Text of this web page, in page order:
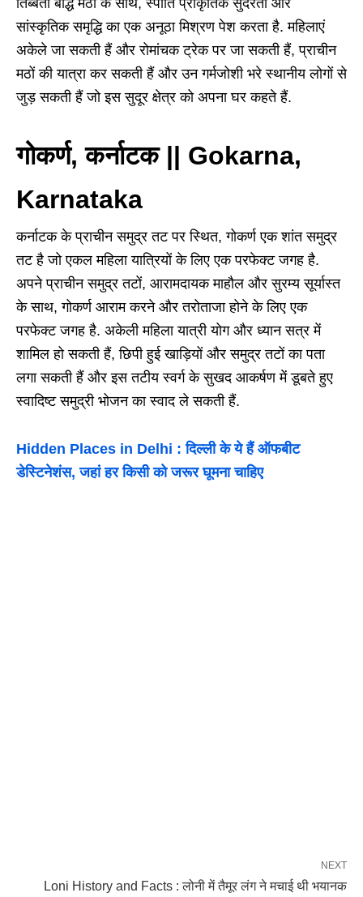
सांस्कृतिक समृद्धि का एक अनूठा मिश्रण पेश करता है. महिलाएं
अकेले जा सकती हैं और रोमांचक ट्रेक पर जा सकती हैं, प्राचीन
मठों की यात्रा कर सकती हैं और उन गर्मजोशी भरे स्थानीय लोगों से
जुड़ सकती हैं जो इस सुदूर क्षेत्र को अपना घर कहते हैं.
गोकर्ण, कर्नाटक || Gokarna,
Karnataka
कर्नाटक के प्राचीन समुद्र तट पर स्थित, गोकर्ण एक शांत समुद्र
तट है जो एकल महिला यात्रियों के लिए एक परफेक्ट जगह है.
अपने प्राचीन समुद्र तटों, आरामदायक माहौल और सुरम्य सूर्यास्त
के साथ, गोकर्ण आराम करने और तरोताजा होने के लिए एक
परफेक्ट जगह है. अकेली महिला यात्री योग और ध्यान सत्र में
शामिल हो सकती हैं, छिपी हुई खाड़ियों और समुद्र तटों का पता
लगा सकती हैं और इस तटीय स्वर्ग के सुखद आकर्षण में डूबते हुए
स्वादिष्ट समुद्री भोजन का स्वाद ले सकती हैं.
Hidden Places in Delhi : दिल्ली के ये हैं ऑफबीट
डेस्टिनेशंस, जहां हर किसी को जरूर घूमना चाहिए
NEXT
Loni History and Facts : लोनी में तैमूर लंग ने मचाई थी भयानक